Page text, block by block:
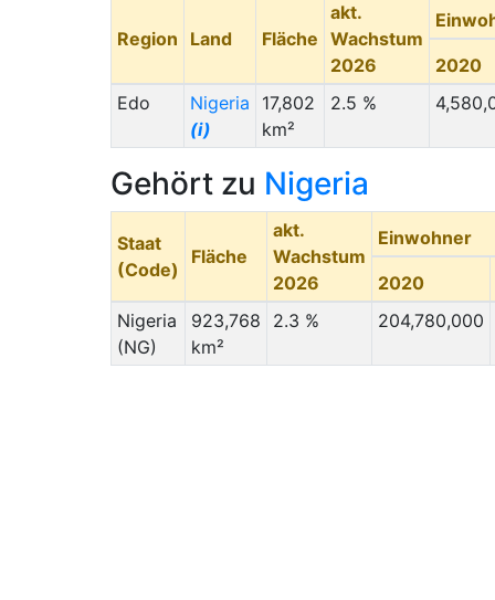
Region Land Fläche
akt.
Wachstum
2026
2020
Edo
Nigeria
(i)
17,802
km²
2.5 %
Gehört zu Nigeria
Staat
(Code)
Fläche
akt.
Wachstum
2026
Einwohner
2020
Nigeria
(NG)
923,768
km²
2.3 % 204,780,000